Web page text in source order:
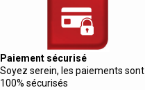
Paiement sécurisé
Soyez serein, les paiements sont
100% sécurisés